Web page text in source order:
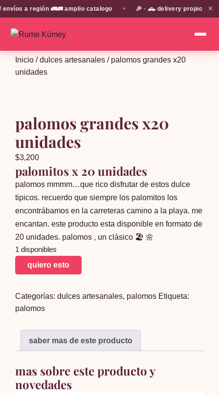
a región 🚛🚛 amplio catalogo ✦ 🎉 · 🛻 delivery propio en EN✕
Inicio /dulces artesanales / palomos grandes x20
unidades
palomos grandes x20
unidades
$3,200
palomitos x 20 unidades
palomos mmmm…que rico disfrutar de estos dulce
tipicos. recuerdo que siempre los palomitos los
encontrábamos en la carreteras camino a la playa. me
encantan. este producto esta disponible en formato de
20 unidades. palomos , un clásico 🏖 🌼
1 disponibles
palomos
grandes
unidades
cantidad
quiero esto
Categorías:dulces artesanales, palomos Etiqueta:
palomos
saber mas de este producto
mas sobre este producto y
novedades